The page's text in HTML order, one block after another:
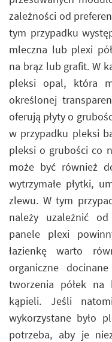
zależności od
tym przypadku
mleczna lub plexi
na brąz lub grafit. W
pleksi opal, która
określonej
oferują płyty o
w przypadku pleksi
pleksi o grubości co
może być również
wytrzymałe płytki,
zlewu. W tym
należy uzależnić
panele plexi
łazienkę warto
organiczne
tworzenia półek
kąpieli. Jeśli
wykorzystane było
potrzeba, aby je